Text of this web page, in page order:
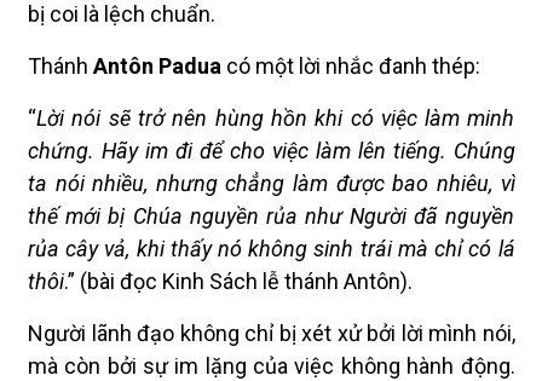
bị coi là lệch chuẩn.
ThánhAntôn Padua có một lời nhắc đanh thép:
“Lời nói sẽ trở nên hùng hồn khi có việc làm minh
chứng. Hãy im đi để cho việc làm lên tiếng. Chúng
ta nói nhiều, nhưng chẳng làm được bao nhiêu, vì
thế mới bị Chúa nguyền rủa như Người đã nguyền
rủa cây vả, khi thấy nó không sinh trái mà chỉ có lá
thôi.” (bài đọc Kinh Sách lễ thánh Antôn).
Người lãnh đạo không chỉ bị xét xử bởi lời mình nói,
mà còn bởi sự im lặng của việc không hành động.